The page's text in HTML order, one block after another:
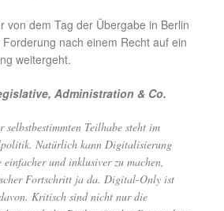
von dem Tag der Übergabe in Berlin
nach einem Recht auf ein
weitergeht.
Administration & Co.
selbstbestimmten Teilhabe steht im
Natürlich kann Digitalisierung
einfacher und inklusiver zu machen,
Fortschritt ja da. Digital-Only ist
Kritisch sind nicht nur die